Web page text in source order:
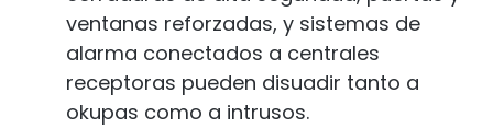
ventanas reforzadas, y sistemas de
alarma conectados a centrales
receptoras pueden disuadir tanto a
okupas como a intrusos.